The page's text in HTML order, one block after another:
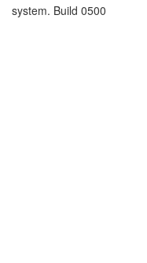
system. Build 0500